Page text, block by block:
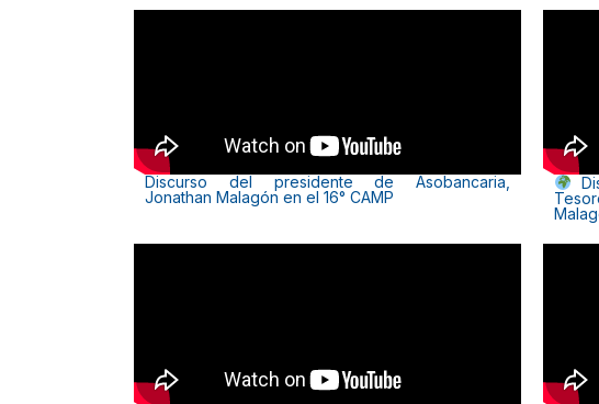
Discurso del presidente de Asobancaria,
Jonathan Malagón en el 16° CAMP